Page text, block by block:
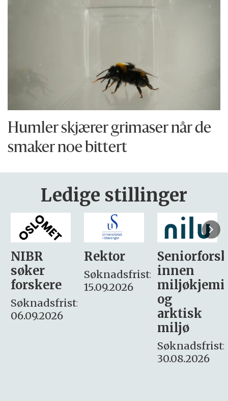
Humler skjærer grimaser når de
smaker noe bittert
Ledige stillinger
Rektor
Søknadsfrist:
15.09.2026
Seniorforsker
innen
miljøkjemi
søker
– fast
Søknadsfrist:
16. august.